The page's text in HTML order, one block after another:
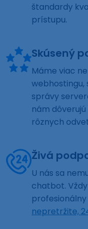
štandardy
prístupu.
Skúsený
Máme viac
webhostingu,
správy
nám
rôznych
Živá
U nás sa
chatbot.
nepretržite,